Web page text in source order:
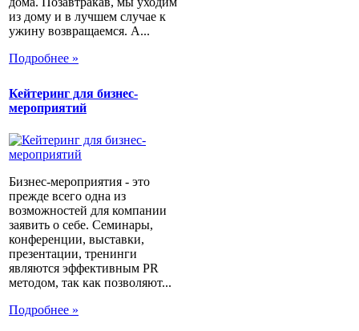
из дому и в лучшем случае к
ужину возвращаемся. А...
Подробнее »
Кейтеринг для бизнес-
мероприятий
Бизнес-мероприятия - это
прежде всего одна из
возможностей для компании
заявить о себе. Семинары,
конференции, выставки,
презентации, тренинги
являются эффективным PR
методом, так как позволяют...
Подробнее »